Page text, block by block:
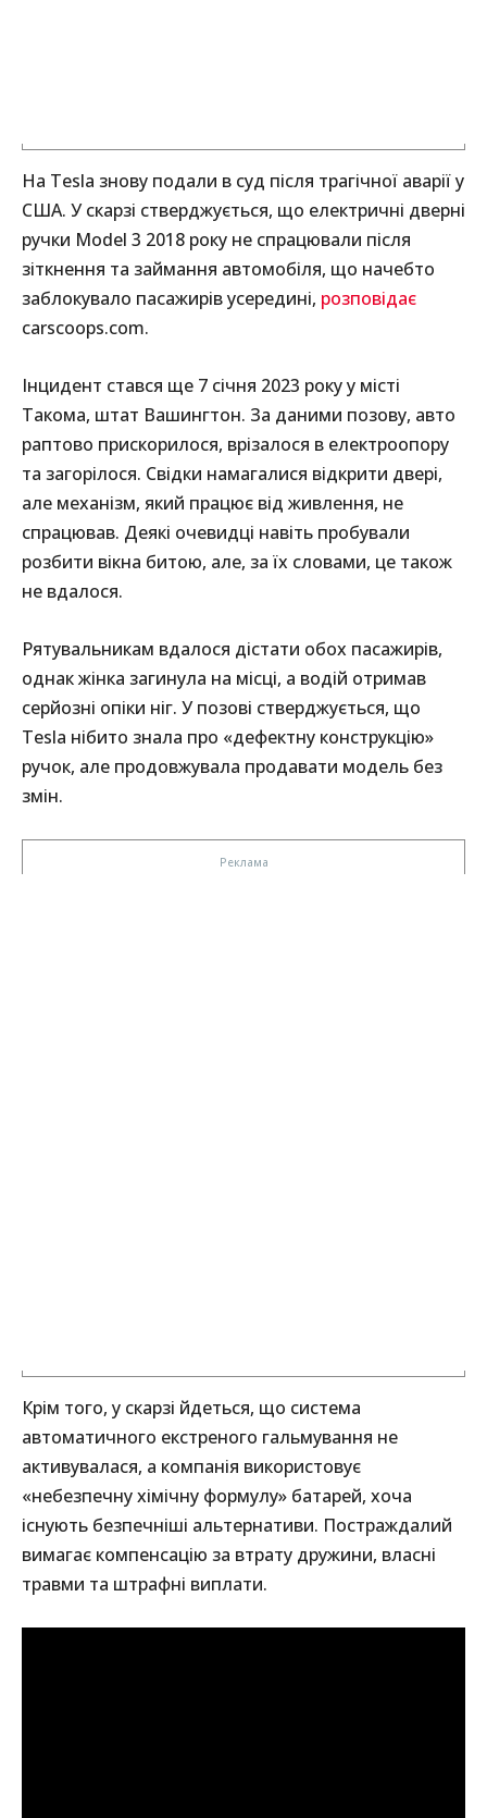
На Tesla знову подали в суд після трагічної аварії у
США. У скарзі стверджується, що електричні дверні
ручки Model 3 2018 року не спрацювали після
зіткнення та займання автомобіля, що начебто
заблокувало пасажирів усередині, розповідає
carscoops.com.
Інцидент стався ще 7 січня 2023 року у місті
Такома, штат Вашингтон. За даними позову, авто
раптово прискорилося, врізалося в електроопору
та загорілося. Свідки намагалися відкрити двері,
але механізм, який працює від живлення, не
спрацював. Деякі очевидці навіть пробували
розбити вікна битою, але, за їх словами, це також
не вдалося.
Рятувальникам вдалося дістати обох пасажирів,
однак жінка загинула на місці, а водій отримав
серйозні опіки ніг. У позові стверджується, що
Tesla нібито знала про «дефектну конструкцію»
ручок, але продовжувала продавати модель без
змін.
Крім того, у скарзі йдеться, що система
автоматичного екстреного гальмування не
активувалася, а компанія використовує
«небезпечну хімічну формулу» батарей, хоча
існують безпечніші альтернативи. Постраждалий
вимагає компенсацію за втрату дружини, власні
травми та штрафні виплати.